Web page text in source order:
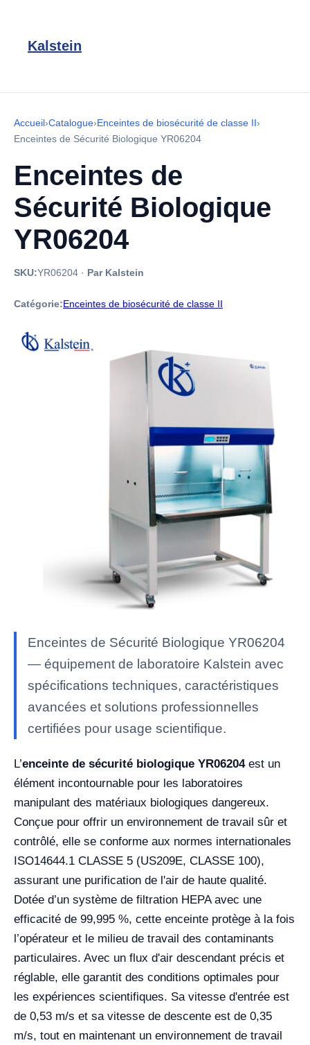
Kalstein
Accueil›Catalogue›Enceintes de biosécurité de classe II›
Enceintes de Sécurité Biologique YR06204
Enceintes de
Sécurité Biologique
YR06204
SKU:YR06204 · Par Kalstein
Catégorie:Enceintes de biosécurité de classe II
Enceintes de Sécurité Biologique YR06204
— équipement de laboratoire Kalstein avec
spécifications techniques, caractéristiques
avancées et solutions professionnelles
certifiées pour usage scientifique.
L’enceinte de sécurité biologique YR06204est un
élément incontournable pour les laboratoires
manipulant des matériaux biologiques dangereux.
Conçue pour offrir un environnement de travail sûr et
contrôlé, elle se conforme aux normes internationales
ISO14644.1 CLASSE 5 (US209E, CLASSE 100),
assurant une purification de l'air de haute qualité.
Dotée d’un système de filtration HEPA avec une
efficacité de 99,995 %, cette enceinte protège à la fois
l’opérateur et le milieu de travail des contaminants
particulaires. Avec un flux d'air descendant précis et
réglable, elle garantit des conditions optimales pour
les expériences scientifiques. Sa vitesse d'entrée est
de 0,53 m/s et sa vitesse de descente est de 0,35
m/s, tout en maintenant un environnement de travail